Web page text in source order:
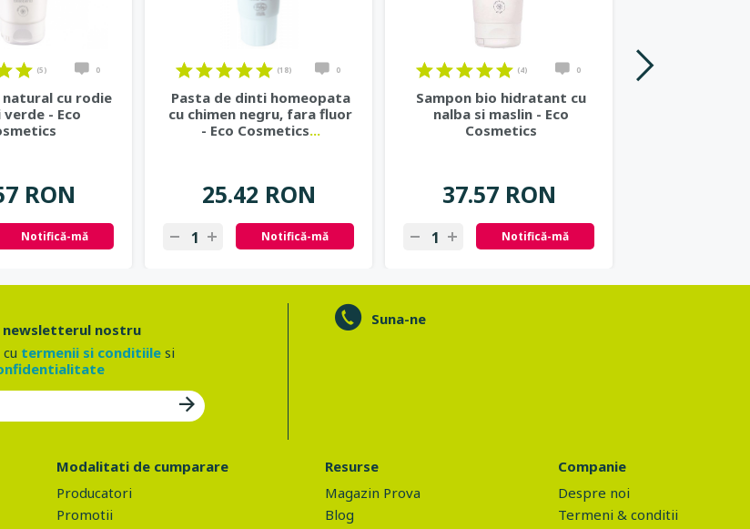
(5) 0
natural cu rodie
verde - Eco
RON
Notifică-mă
(18) 0
Pasta de dinti homeopata
cu chimen negru, fara fluor
- Eco Cosmetics...
25.42 RON
Notifică-mă
(4) 0
Sampon bio hidratant cu
nalba si maslin - Eco
Cosmetics
37.57 RON
Notifică-mă
newsletterul nostru
termenii si conditiilesi
Suna-ne
Modalitati de cumparare
Producatori
Promotii
Resurse
Magazin Prova
Blog
Companie
Despre noi
Termeni & conditii